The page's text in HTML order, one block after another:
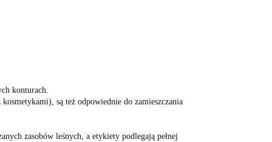
konturach.
są też odpowiednie do zamieszczania
zasobów leśnych, a etykiety podlegają pełnej